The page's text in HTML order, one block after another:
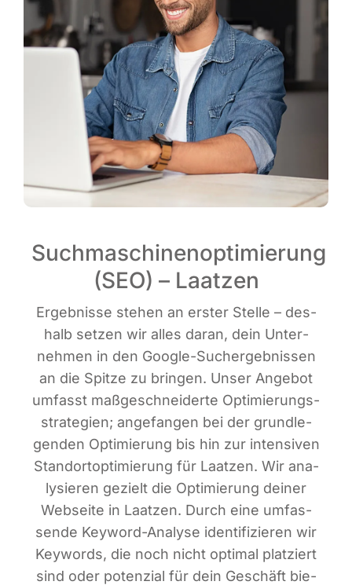
Suchmaschinenoptimierung
(SEO) – Laatzen
Ergeb­nis­se ste­hen an ers­ter Stel­le – des­
halb set­zen wir alles dar­an, dein Unter­
neh­men in den Goog­le-Such­ergeb­nis­sen
an die Spit­ze zu brin­gen. Unser Ange­bot
umfasst maß­ge­schnei­der­te Opti­mie­rungs­
stra­te­gien; ange­fan­gen bei der grund­le­
gen­den Opti­mie­rung bis hin zur inten­si­ven
Stand­ort­op­ti­mie­rung für Laat­zen. Wir ana­
ly­sie­ren gezielt die Opti­mie­rung dei­ner
Web­sei­te in Laat­zen. Durch eine umfas­
sen­de Key­word-Ana­ly­se iden­ti­fi­zie­ren wir
Key­words, die noch nicht opti­mal plat­ziert
sind oder poten­zi­al für dein Geschäft bie­